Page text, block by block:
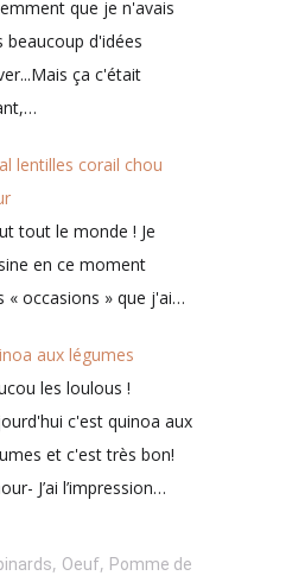
que je n'avais
beaucoup d'idées
ça c'était
lentilles corail chou
tout le monde ! Je
en ce moment
« occasions » que j'ai…
aux légumes
les loulous !
c'est quinoa aux
et c'est très bon!
J’ai l’impression…
, Oeuf, Pomme de